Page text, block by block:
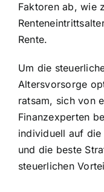
Faktoren ab, wie
Rente.
Um die
Altersvorsorge
ratsam, sich von
Finanzexperten
individuell auf die
und die beste
steuerlichen